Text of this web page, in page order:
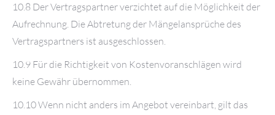
10.8 Der Vertragspartner verzichtet auf die Möglichkeit der
Aufrechnung. Die Abtretung der Mängelansprüche des
Vertragspartners ist ausgeschlossen.
10.9 Für die Richtigkeit von Kostenvoranschlägen wird
keine Gewähr übernommen.
10.10 Wenn nicht anders im Angebot vereinbart, gilt das